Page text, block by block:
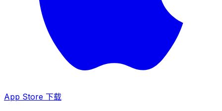
App Store 下载